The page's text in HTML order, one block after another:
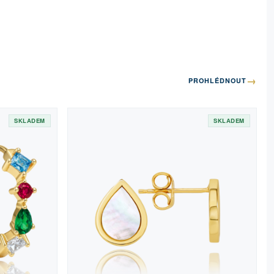
PROHLÉDNOUT →
SKLADEM SKLADEM